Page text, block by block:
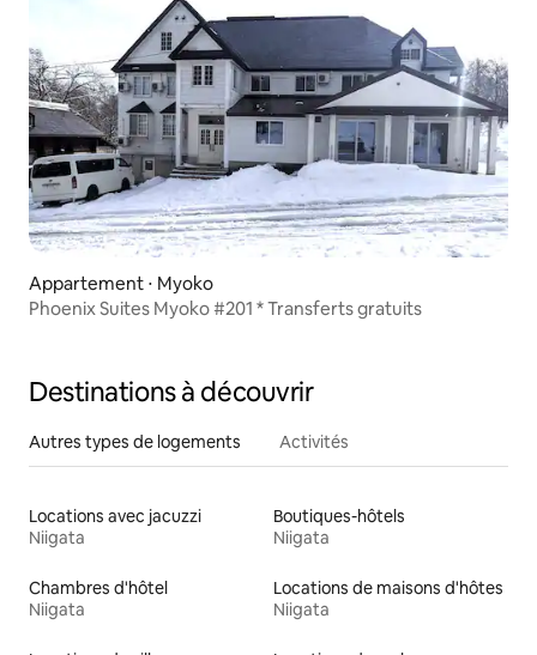
Appartement ⋅ Myoko
Phoenix Suites Myoko #201 * Transferts gratuits
Destinations à découvrir
Autres types de logements Activités
Locations avec jacuzzi
Niigata
Boutiques-hôtels
Niigata
Chambres d'hôtel
Niigata
Locations de maisons d'hôtes
Niigata